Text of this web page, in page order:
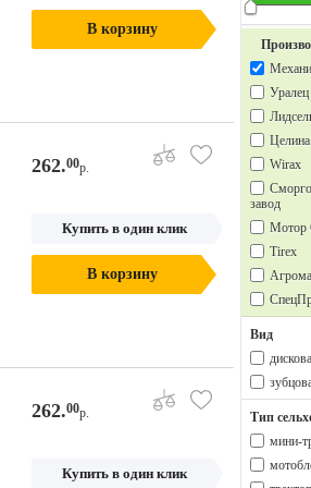
В корзину
262.00р.
Купить в один клик
В корзину
262.00р.
Купить в один клик
Уралец
Целина
Wirax
завод
Мотор
Tirex
Вид
Тип
мини-